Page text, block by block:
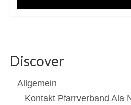
Unsere Angebote
Kinderkirche
Jungschar
Discover
Allgemein
Kontakt Pfarrverband Ala